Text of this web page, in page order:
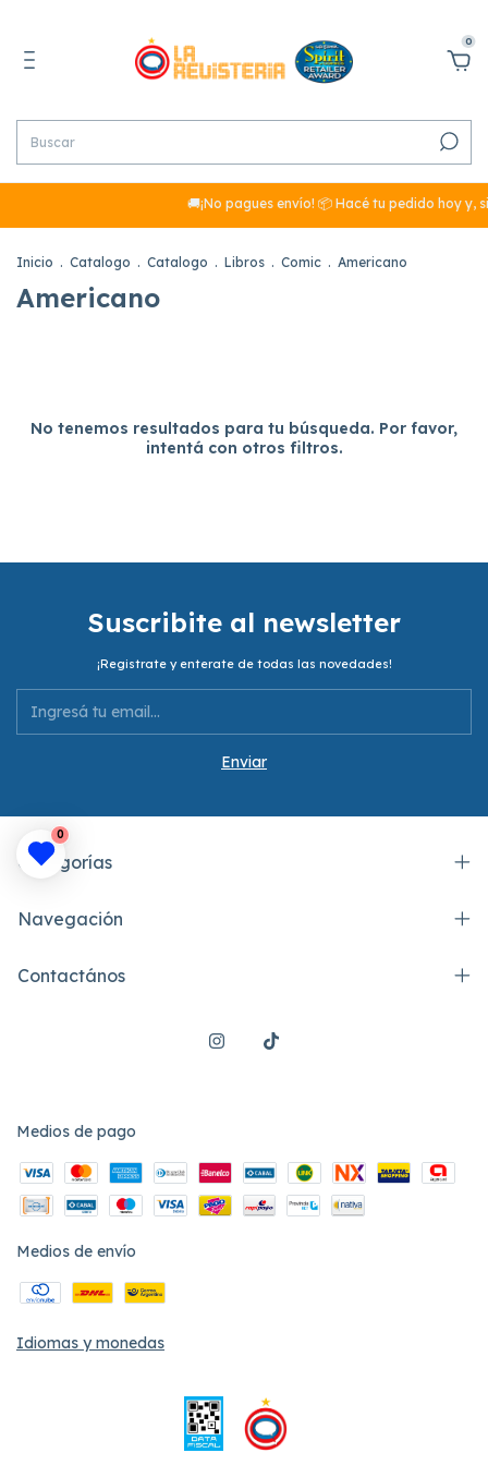
0
🚚¡No pagues envío! 📦 Hacé tu pedido hoy y,
Inicio . Catalogo . Catalogo . Libros . Comic . Americano
Americano
No tenemos resultados para tu búsqueda. Por favor,
intentá con otros filtros.
Suscribite al newsletter
¡Registrate y enterate de todas las novedades!
Categorías
Navegación
Contactános
Medios de pago
Medios de envío
Idiomas y monedas
0